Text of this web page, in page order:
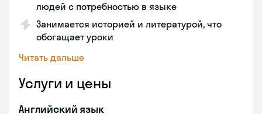
людей с потребностью в языке
Занимается историей и литературой, что
обогащает уроки
Читать дальше
Услуги и цены
Английский язык